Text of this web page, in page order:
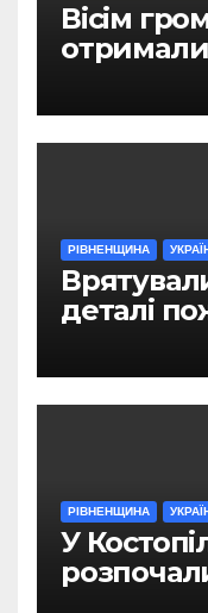
Вісім
отримали
РІВНЕНЩИНА
деталі
РІВНЕНЩИНА
У